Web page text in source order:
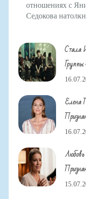
отношениях с
Седокова
Стала
Елена